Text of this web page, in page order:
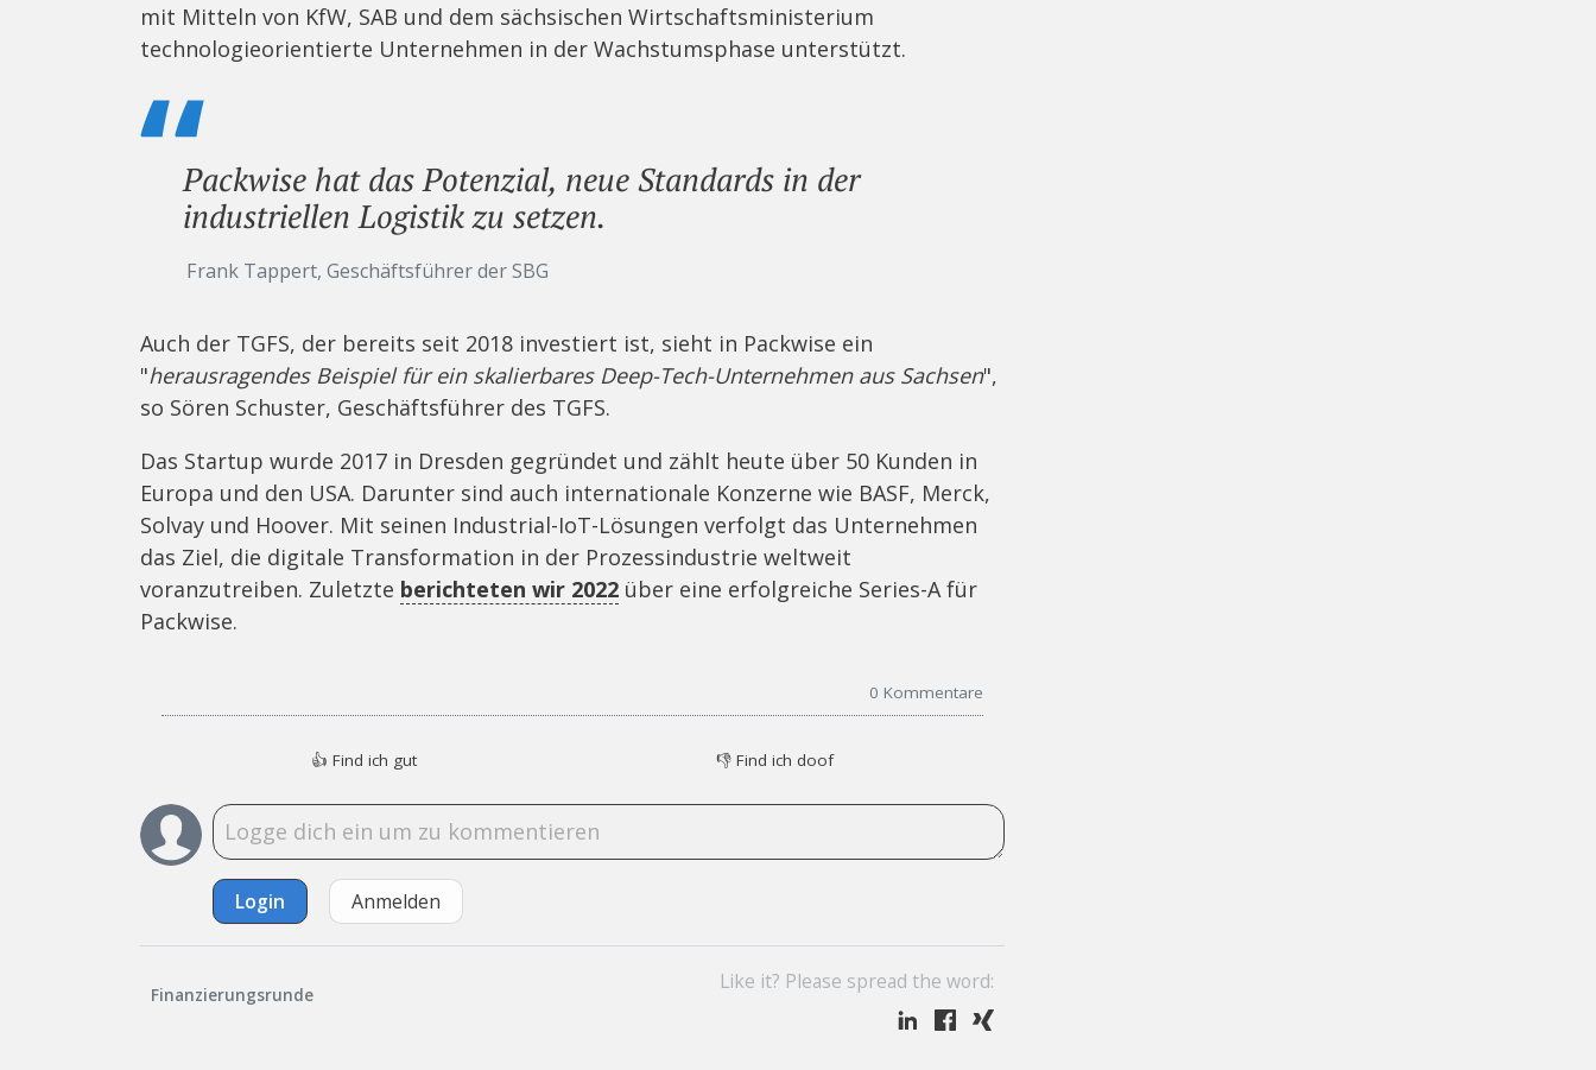
mit Mitteln von KfW, SAB und dem sächsischen Wirtschaftsministerium
technologieorientierte Unternehmen in der Wachstumsphase unterstützt.
Packwise hat das Potenzial, neue Standards in der
industriellen Logistik zu setzen.
Frank Tappert, Geschäftsführer der SBG
Auch der TGFS, der bereits seit 2018 investiert ist, sieht in Packwise ein
"herausragendes Beispiel für ein skalierbares Deep-Tech-Unternehmen aus Sachsen",
so Sören Schuster, Geschäftsführer des TGFS.
Das Startup wurde 2017 in Dresden gegründet und zählt heute über 50 Kunden in
Europa und den USA. Darunter sind auch internationale Konzerne wie BASF, Merck,
Solvay und Hoover. Mit seinen Industrial-IoT-Lösungen verfolgt das Unternehmen
das Ziel, die digitale Transformation in der Prozessindustrie weltweit
voranzutreiben. Zuletzte berichteten wir 2022 über eine erfolgreiche Series-A für
Packwise.
0 Kommentare
👍 Find ich gut 👎 Find ich doof
Login Anmelden
Finanzierungsrunde
Like it? Please spread the word: